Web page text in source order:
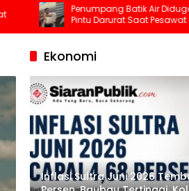
Penumpang Batik Air Diduga Coba Buka
Pintu Darurat Saat Pesawat Mengudara,
Kepanikan Pecah di Dalam Kabin
Ekonomi
Inflasi Sultra Juni 2026